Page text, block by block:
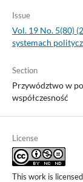
Issue
Vol. 19 No. 5(80)
systemach
Section
Przywództwo w
współczesność
License
This work is